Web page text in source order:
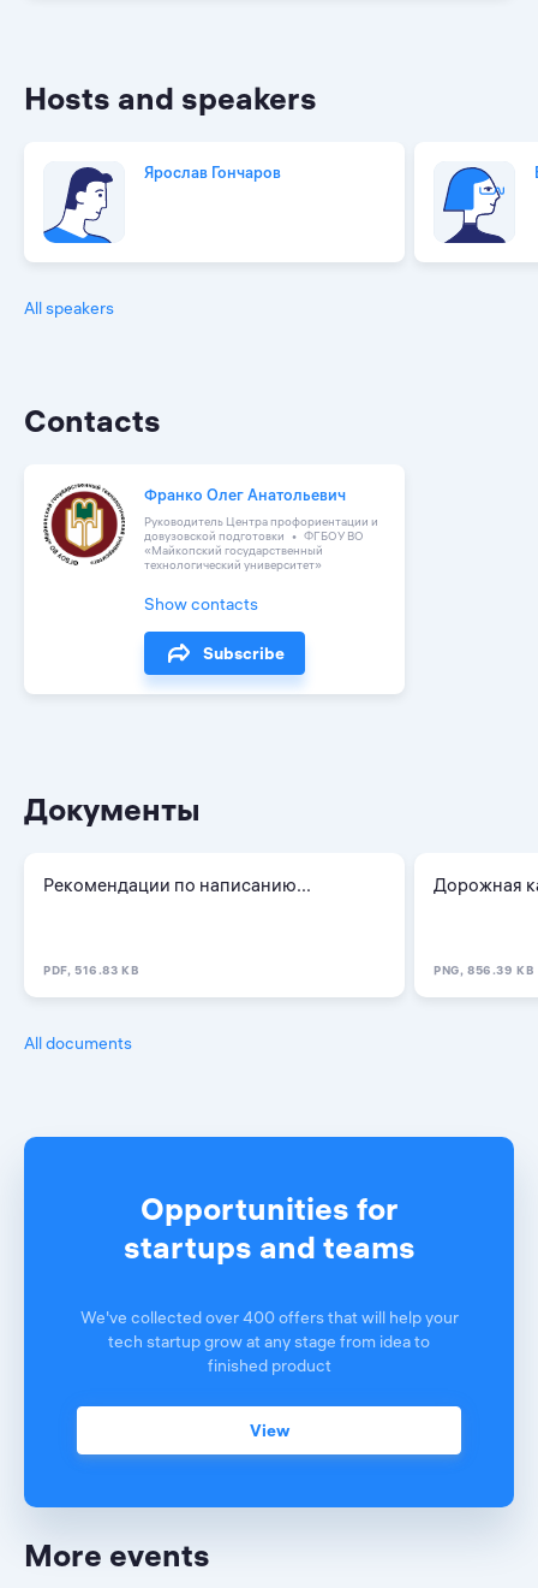
Hosts and speakers
Ярослав Гончаров
All speakers
Contacts
Франко Олег Анатольевич
Руководитель Центра профориентации и
довузовской подготовки
ФГБОУ ВО
«Майкопский государственный
технологический университет»
Show contacts
Subscribe
Документы
Рекомендации по написанию...
PDF, 516.83 KB
Дорожная
PNG, 856.39 KB
All documents
Opportunities for
startups and teams
We've collected over 400 offers that will help your
tech startup grow at any stage from idea to
finished product
View
More events